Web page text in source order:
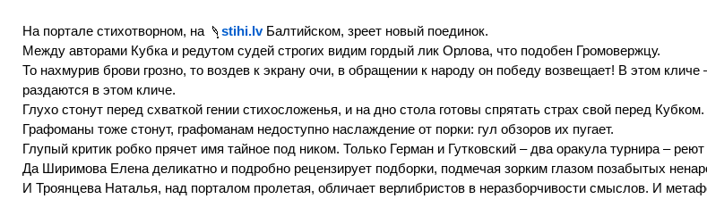
На портале стихотворном, на stihi.lvБалтийском, зреет новый поединок.
Между авторами Кубка и редутом судей строгих видим гордый лик Орлова, что подобен Громовержцу.
То нахмурив брови грозно, то воздев к экрану очи, в обращении к народу он победу возвещает! В этом
раздаются в этом кличе.
Глухо стонут перед схваткой гении стихосложенья, и на дно стола готовы спрятать страх свой перед Кубком.
Графоманы тоже стонут, графоманам недоступно наслаждение от порки: гул обзоров их пугает.
Глупый критик робко прячет имя тайное под ником. Только Герман и Гутковский – два оракула турнира –
Да Ширимова Елена деликатно и подробно рецензирует подборки, подмечая зорким глазом позабытых
И Троянцева Наталья, над порталом пролетая, обличает верлибристов в неразборчивости смыслов. И